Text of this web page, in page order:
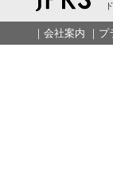
｜ 会社案内 ｜ プ